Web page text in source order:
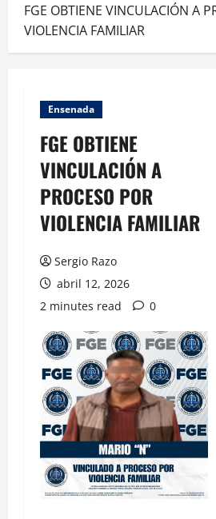
FGE OBTIENE VINCULACIÓN A
VIOLENCIA FAMILIAR
Ensenada
FGE OBTIENE
VINCULACIÓN A
PROCESO POR
VIOLENCIA FAMILIAR
Sergio Razo
abril 12, 2026
2 minutes read
0